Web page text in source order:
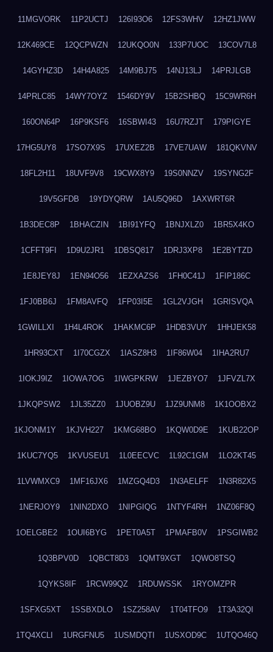
11MGVORK 11P2UCTJ 126I93O6 12FS3WHV 12HZ1JWW
12K469CE 12QCPWZN 12UKQO0N 133P7UOC 13COV7L8
14GYHZ3D 14H4A825 14M9BJ75 14NJ13LJ 14PRJLGB
14PRLC85 14WY7OYZ 1546DY9V 15B2SHBQ 15C9WR6H
160ON64P 16P9KSF6 16SBWI43 16U7RZJT 179PIGYE
17HG5UY8 17SO7X9S 17UXEZ2B 17VE7UAW 181QKVNV
18FL2H11 18UVF9V8 19CWX8Y9 19S0NNZV 19SYNG2F
19V5GFDB 19YDYQRW 1AU5Q96D 1AXWRT6R
1B3DEC8P 1BHACZIN 1BI91YFQ 1BNJXLZ0 1BR5X4KO
1CFFT9FI 1D9U2JR1 1DBSQ817 1DRJ3XP8 1E2BYTZD
1E8JEY8J 1EN94O56 1EZXAZS6 1FH0C41J 1FIP186C
1FJ0BB6J 1FM8AVFQ 1FP03I5E 1GL2VJGH 1GRISVQA
1GWILLXI 1H4L4ROK 1HAKMC6P 1HDB3VUY 1HHJEK58
1HR93CXT 1I70CGZX 1IASZ8H3 1IF86W04 1IHA2RU7
1IOKJ9IZ 1IOWA7OG 1IWGPKRW 1JEZBYO7 1JFVZL7X
1JKQPSW2 1JL35ZZ0 1JUOBZ9U 1JZ9UNM8 1K1OOBX2
1KJONM1Y 1KJVH227 1KMG68BO 1KQW0D9E 1KUB22OP
1KUC7YQ5 1KVUSEU1 1L0EECVC 1L92C1GM 1LO2KT45
1LVWMXC9 1MF16JX6 1MZGQ4D3 1N3AELFF 1N3R82X5
1NERJOY9 1NIN2DXO 1NIPGIQG 1NTYF4RH 1NZ06F8Q
1OELGBE2 1OUI6BYG 1PET0A5T 1PMAFB0V 1PSGIWB2
1Q3BPV0D 1QBCT8D3 1QMT9XGT 1QWO8TSQ
1QYKS8IF 1RCW99QZ 1RDUWSSK 1RYOMZPR
1SFXG5XT 1SSBXDLO 1SZ258AV 1T04TFO9 1T3A32QI
1TQ4XCLI 1URGFNU5 1USMDQTI 1USXOD9C 1UTQO46Q